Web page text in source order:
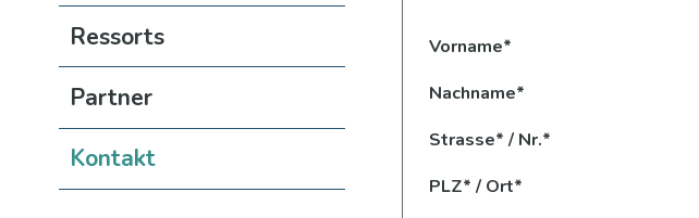
Ressorts
Partner
Kontakt
Vorname*
Nachname*
Strasse* / Nr.*
PLZ* / Ort*